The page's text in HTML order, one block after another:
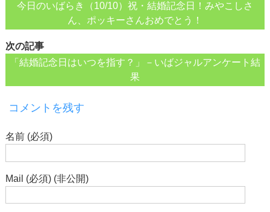
今日のいばらき（10/10）祝・結婚記念日！みやこしさ
ん、ポッキーさんおめでとう！
次の記事
「結婚記念日はいつを指す？」－いばジャルアンケート結
果
コメントを残す
名前 (必須)
Mail (必須) (非公開)